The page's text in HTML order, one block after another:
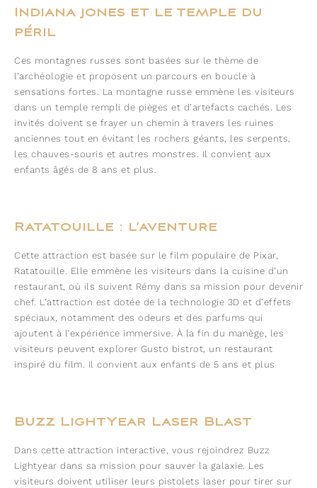
Indiana jones et le temple du
péril
Ces montagnes russes sont basées sur le thème de
l’archéologie et proposent un parcours en boucle à
sensations fortes. La montagne russe emmène les visiteurs
dans un temple rempli de pièges et d’artefacts cachés. Les
invités doivent se frayer un chemin à travers les ruines
anciennes tout en évitant les rochers géants, les serpents,
les chauves-souris et autres monstres. Il convient aux
enfants âgés de 8 ans et plus.
Ratatouille : l’aventure
Cette attraction est basée sur le film populaire de Pixar,
Ratatouille. Elle emmène les visiteurs dans la cuisine d’un
restaurant, où ils suivent Rémy dans sa mission pour devenir
chef. L’attraction est dotée de la technologie 3D et d’effets
spéciaux, notamment des odeurs et des parfums qui
ajoutent à l’expérience immersive. À la fin du manège, les
visiteurs peuvent explorer Gusto bistrot, un restaurant
inspiré du film. Il convient aux enfants de 5 ans et plus
Buzz LightYear Laser Blast
Dans cette attraction interactive, vous rejoindrez Buzz
Lightyear dans sa mission pour sauver la galaxie. Les
visiteurs doivent utiliser leurs pistolets laser pour tirer sur